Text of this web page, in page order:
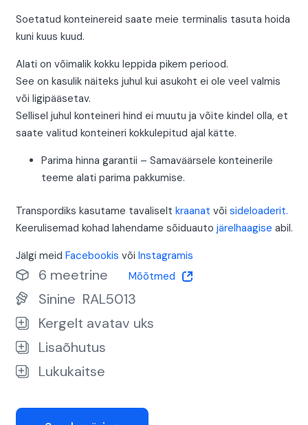
Soetatud konteinereid saate meie terminalis tasuta hoida
kuni kuus kuud.
Alati on võimalik kokku leppida pikem periood.
See on kasulik näiteks juhul kui asukoht ei ole veel valmis
või ligipääsetav.
Sellisel juhul konteineri hind ei muutu ja võite kindel olla, et
saate valitud konteineri kokkulepitud ajal kätte.
Parima hinna garantii – Samaväärsele konteinerile
teeme alati parima pakkumise.
Transpordiks kasutame tavaliselt kraanat või sideloaderit.
Keerulisemad kohad lahendame sõiduauto järelhaagise abil.
Jälgi meid Facebookis või Instagramis
6 meetrine Mõõtmed
Sinine RAL5013
Kergelt avatav uks
Lisaõhutus
Lukukaitse